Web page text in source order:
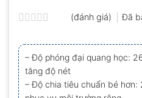
xếp
hạng
0.0
5
sao
(đánh giá) Đã
– Độ phóng đại quang học:
tăng độ nét
– Độ chia tiêu chuẩn bé hơn: